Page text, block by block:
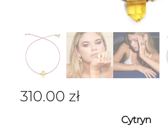
310.00 zł
Cytryn